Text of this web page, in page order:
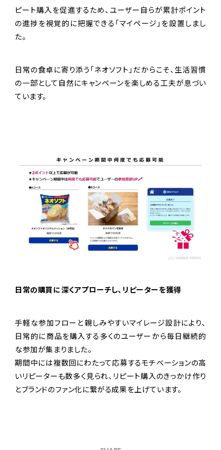
ピート購入を促進するため、ユーザー自らが累計ポイント
の進捗を視覚的に把握できる「マイページ」を設置しまし
た。
日常の食卓に寄り添う「ネオソフト」だからこそ、生活習慣
の一部として自然にキャンペーンを楽しめる工夫が息づい
ています。
日常の購買に深くアプローチし、リピーターを獲得
手軽な参加フローと親しみやすいマイレージ設計により、
日常的に商品を購入する多くのユーザーから毎日継続的
な参加が集まりました。
期間中には複数回にわたって応募するモチベーションの高
いリピーターも数多く見られ、リピート購入のきっかけ作り
とブランドのファン化に繋がる成果を上げています。